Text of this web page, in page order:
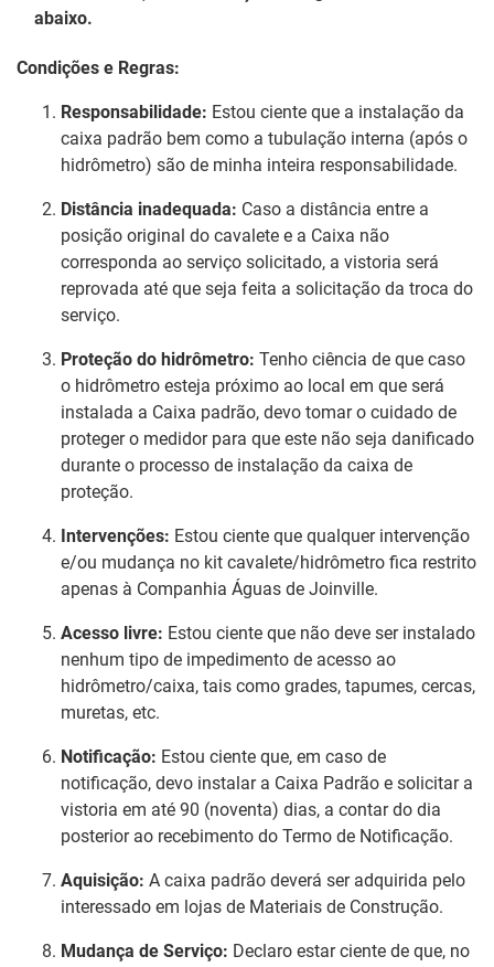
abaixo.
Condições e Regras:
Responsabilidade: Estou ciente que a instalação da
caixa padrão bem como a tubulação interna (após o
hidrômetro) são de minha inteira responsabilidade.
Distância inadequada: Caso a distância entre a
posição original do cavalete e a Caixa não
corresponda ao serviço solicitado, a vistoria será
reprovada até que seja feita a solicitação da troca do
serviço.
Proteção do hidrômetro: Tenho ciência de que caso
o hidrômetro esteja próximo ao local em que será
instalada a Caixa padrão, devo tomar o cuidado de
proteger o medidor para que este não seja danificado
durante o processo de instalação da caixa de
proteção.
Intervenções: Estou ciente que qualquer intervenção
e/ou mudança no kit cavalete/hidrômetro fica restrito
apenas à Companhia Águas de Joinville.
Acesso livre: Estou ciente que não deve ser instalado
nenhum tipo de impedimento de acesso ao
hidrômetro/caixa, tais como grades, tapumes, cercas,
muretas, etc.
Notificação: Estou ciente que, em caso de
notificação, devo instalar a Caixa Padrão e solicitar a
vistoria em até 90 (noventa) dias, a contar do dia
posterior ao recebimento do Termo de Notificação.
Aquisição: A caixa padrão deverá ser adquirida pelo
interessado em lojas de Materiais de Construção.
Mudança de Serviço: Declaro estar ciente de que, no